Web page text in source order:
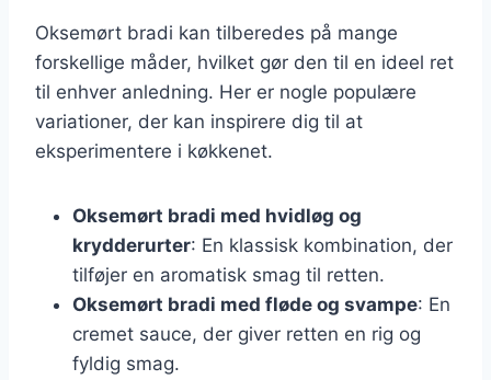
Oksemørt bradi kan tilberedes på mange
forskellige måder, hvilket gør den til en ideel ret
til enhver anledning. Her er nogle populære
variationer, der kan inspirere dig til at
eksperimentere i køkkenet.
Oksemørt bradi med hvidløg og
krydderurter: En klassisk kombination, der
tilføjer en aromatisk smag til retten.
Oksemørt bradi med fløde og svampe: En
cremet sauce, der giver retten en rig og
fyldig smag.